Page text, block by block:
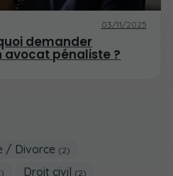
/ Divorce (2)
Droit civil (2)
03/11/2025
demander
pénaliste ?